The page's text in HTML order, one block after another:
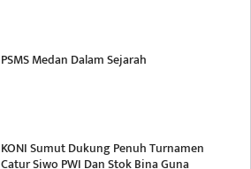
PSMS Medan Dalam Sejarah
KONI Sumut Dukung Penuh Turnamen
Catur Siwo PWI Dan Stok Bina Guna